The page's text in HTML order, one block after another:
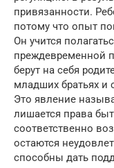
привязанности.
потому что опыт
Он учится
преждевременной
берут на себя
младших братьях и
Это явление
лишается права
соответственно
остаются
способны дать